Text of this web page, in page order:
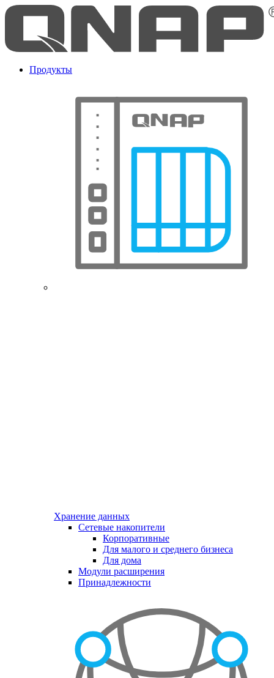
Продукты
Хранение данных
Сетевые накопители
Корпоративные
Для малого и среднего бизнеса
Для дома
Модули расширения
Принадлежности